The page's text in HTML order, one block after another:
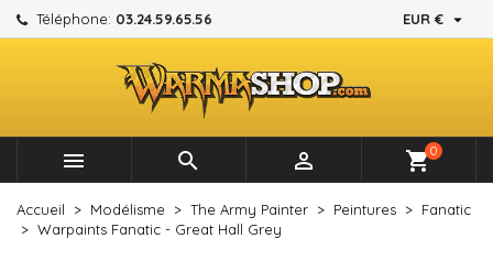
Téléphone: 03.24.59.65.56 EUR € 
   shopping_cart0
Accueil Modélisme The Army Painter Peintures
Fanatic
Warpaints Fanatic - Great Hall Grey
Mes listes d'envies ×
Créer une nouvelle liste
Créer une liste d'envies ×
Nom de la liste d'envies
Annuler Créer une liste d'envies
Connexion ×
Vous devez être connecté pour ajouter des produits à
votre liste d'envies.